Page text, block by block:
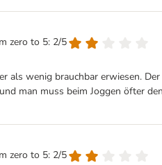
zero to 5: 2/5
als wenig brauchbar erwiesen.
man muss beim Joggen öfter
zero to 5: 2/5